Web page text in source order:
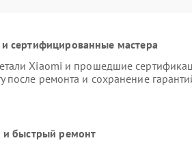
1 год 300 ₽
сертифицированные мастера
Xiaomi и прошедшие
после ремонта и сохранение
и быстрый ремонт